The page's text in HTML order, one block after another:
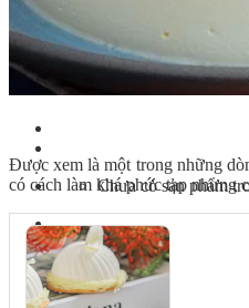
Thư Viện Hình Ảnh
Hỏi Đáp
Siêu thị ĐVP Market
Việc Làm
Chưa có sản phẩm
Giỏ hàng
Được xem là một trong những
có cách làm khá phức tạp nhưng